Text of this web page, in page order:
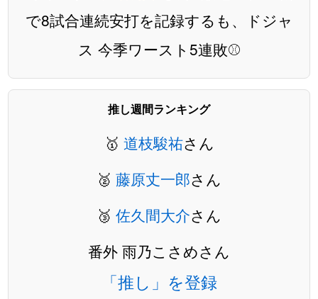
で8試合連続安打を記録するも、ドジャ
ス 今季ワースト5連敗⚾️
推し週間ランキング
🥇 道枝駿祐さん
🥈 藤原丈一郎さん
🥉 佐久間大介さん
番外 雨乃こさめさん
「推し」を登録